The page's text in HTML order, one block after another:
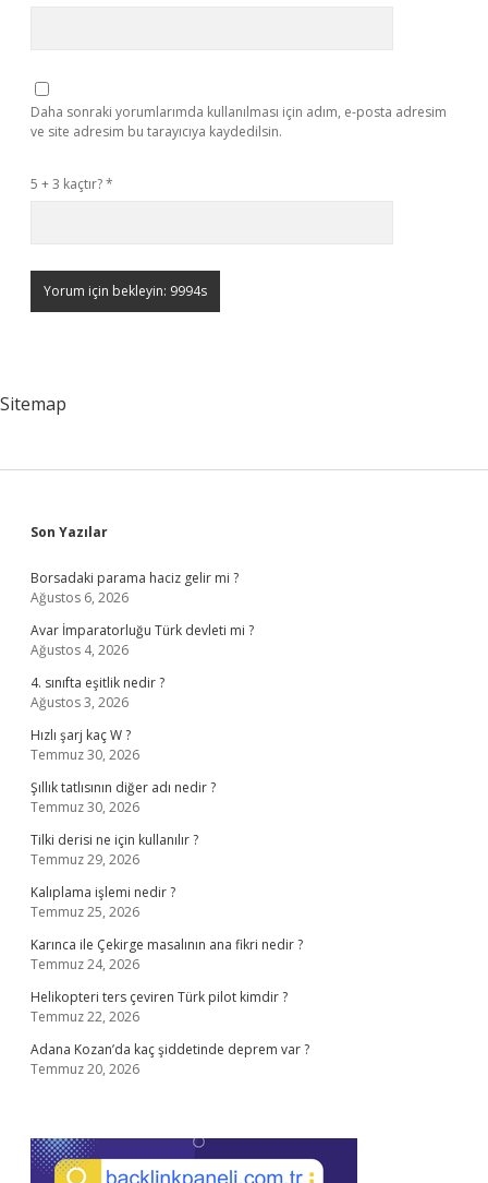
Daha sonraki yorumlarımda kullanılması için adım, e-posta adresim
ve site adresim bu tarayıcıya kaydedilsin.
5 + 3 kaçtır?*
Sitemap
Sidebar
Son Yazılar
Borsadaki parama haciz gelir mi ?
Ağustos 6, 2026
Avar İmparatorluğu Türk devleti mi ?
Ağustos 4, 2026
4. sınıfta eşitlik nedir ?
Ağustos 3, 2026
Hızlı şarj kaç W ?
Temmuz 30, 2026
Şıllık tatlısının diğer adı nedir ?
Temmuz 30, 2026
Tilki derisi ne için kullanılır ?
Temmuz 29, 2026
Kalıplama işlemi nedir ?
Temmuz 25, 2026
Karınca ile Çekirge masalının ana fikri nedir ?
Temmuz 24, 2026
Helikopteri ters çeviren Türk pilot kimdir ?
Temmuz 22, 2026
Adana Kozan’da kaç şiddetinde deprem var ?
Temmuz 20, 2026